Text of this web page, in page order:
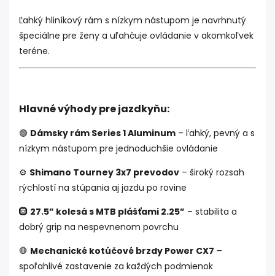
Ľahký hliníkový rám s nízkym nástupom je navrhnutý
špeciálne pre ženy a uľahčuje ovládanie v akomkoľvek
teréne.
Hlavné výhody pre jazdkyňu:
🟢 Dámsky rám Series 1 Aluminum – ľahký, pevný a s
nízkym nástupom pre jednoduchšie ovládanie
⚙️ Shimano Tourney 3x7 prevodov – široký rozsah
rýchlostí na stúpania aj jazdu po rovine
🛞 27.5” kolesá s MTB plášťami 2.25” – stabilita a
dobrý grip na nespevnenom povrchu
🛑 Mechanické kotúčové brzdy Power CX7 –
spoľahlivé zastavenie za každých podmienok